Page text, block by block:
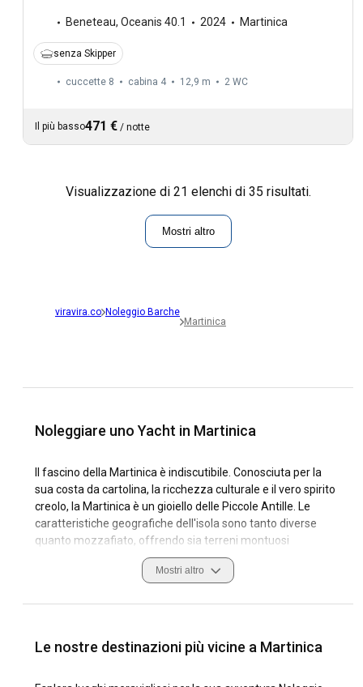
Beneteau, Oceanis 40.1 2024 Martinica
senza Skipper
cuccette 8 cabina 4 12,9 m 2 WC
Il più basso471 € / notte
Visualizzazione di 21 elenchi di 35 risultati.
Mostri altro
viravira.co Noleggio Barche
Martinica
Noleggiare uno Yacht in Martinica
Il fascino della Martinica è indiscutibile. Conosciuta per la
sua costa da cartolina, la ricchezza culturale e il vero spirito
creolo, la Martinica è un gioiello delle Piccole Antille. Le
caratteristiche geografiche dell'isola sono tanto diverse
quanto mozzafiato, offrendo sia terreni montuosi
lussureggianti che splendide spiagge. Il noleggio di yacht in
Martinica è reso ancora più allettante da porti turistici di alto
servizi moderni. Come destinazione per la vela, la Martinica
nord-est costanti, offre condizioni eccellenti per il noleggio
di yacht. La costa sopravvento è particolarmente perfetta
Mostri altro
Le nostre destinazioni più vicine a Martinica